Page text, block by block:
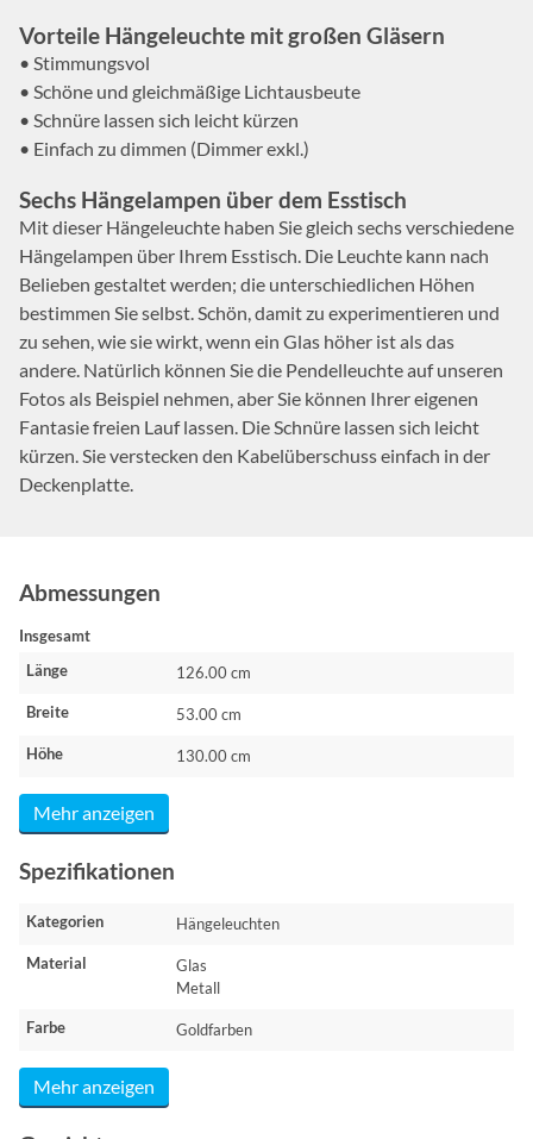
Vorteile Hängeleuchte mit großen Gläsern
• Stimmungsvol
• Schöne und gleichmäßige Lichtausbeute
• Schnüre lassen sich leicht kürzen
• Einfach zu dimmen (Dimmer exkl.)
Sechs Hängelampen über dem Esstisch
Mit dieser Hängeleuchte haben Sie gleich sechs verschiedene
Hängelampen über Ihrem Esstisch. Die Leuchte kann nach
Belieben gestaltet werden; die unterschiedlichen Höhen
bestimmen Sie selbst. Schön, damit zu experimentieren und
zu sehen, wie sie wirkt, wenn ein Glas höher ist als das
andere. Natürlich können Sie die Pendelleuchte auf unseren
Fotos als Beispiel nehmen, aber Sie können Ihrer eigenen
Fantasie freien Lauf lassen. Die Schnüre lassen sich leicht
kürzen. Sie verstecken den Kabelüberschuss einfach in der
Deckenplatte.
Abmessungen
Insgesamt
Länge
126.00 cm
Breite 53.00 cm
Höhe 130.00 cm
Mehr anzeigen
Spezifikationen
Kategorien Hängeleuchten
Material
Glas
Metall
Farbe Goldfarben
Mehr anzeigen